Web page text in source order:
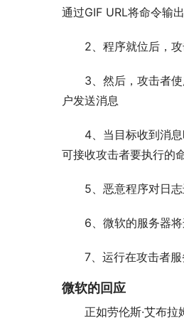
通过GIF URL将命令输
2、程序就位后，
3、然后，攻击者
户发送消息
4、当目标收到消
可接收攻击者要执行的命
5、恶意程序对日
6、微软的服务器
7、运行在攻击者
微软的回应
正如劳伦斯·艾布